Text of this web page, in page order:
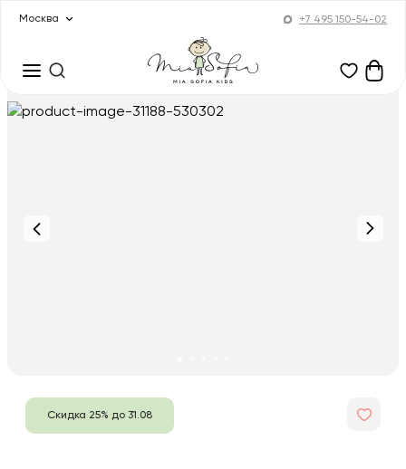
Москва +7 495 150-54-02
Скидка 25% до 31.08